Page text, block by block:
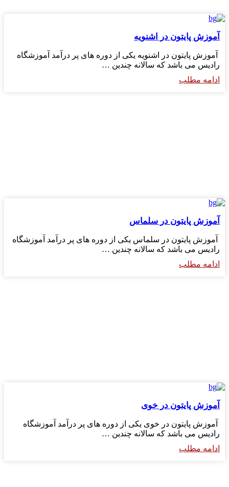
آموزش پایتون در اشنویه
آموزش پایتون در اشنویه یکی از دوره های پر درآمد آموزشگاه
رادیس می باشد که سالانه چندین …
ادامه مطلب
آموزش پایتون در سلماس
آموزش پایتون در سلماس یکی از دوره های پر درآمد آموزشگاه
رادیس می باشد که سالانه چندین …
ادامه مطلب
آموزش پایتون در خوی
آموزش پایتون در خوی یکی از دوره های پر درآمد آموزشگاه
رادیس می باشد که سالانه چندین …
ادامه مطلب